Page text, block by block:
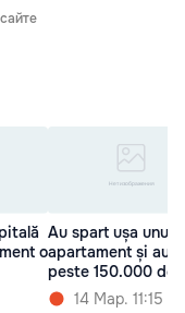
o
Au spart ușa unui
apartament și au
peste 150.000 de
14 Мар. 11:15